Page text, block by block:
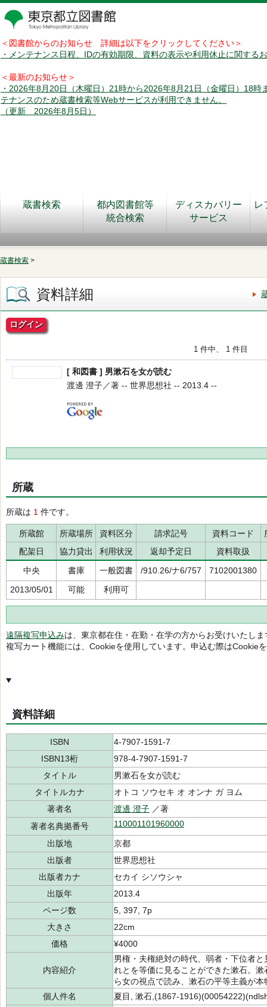
＜図書館からのお知らせ 詳細は以下をクリックしてください＞
・メンテナンス日程、IDの有効期限、資料の表示や利用休止に関する
＜最新のお知らせ＞
・2026年8月20日（木曜日）21時から2026年8月21日（金曜日）18時
テナンスのため蔵書検索等Webサービスが利用できません。
（更新 2026年8月5日）
蔵書検索
都内図書館等
統合検索
ディスカバリー
サービス
レ
蔵書検索 >
資料詳細
ログイン
1 件中、 1 件目
[ 和図書 ] 男漱石を女が読む
渡邊 澄子／著 -- 世界思想社 -- 2013.4 --
所蔵
所蔵は 1 件です。
所蔵館 所蔵場所 資料区分 請求記号 資料コード
配架日
協力貸出 利用状況 返却予定日
資料取扱
中央
書庫 一般図書 /910.26/ナ6/757
7102001380
2013/05/01
可能 利用可
遠隔複写申込みは、東京都在住・在勤・在学の方からお受けいたしま
複写カート機能には、Cookieを使用しています。申込む際はCookie
資料詳細
ISBN
4-7907-1591-7
ISBN13桁
978-4-7907-1591-7
タイトル
男漱石を女が読む
タイトルカナ
オトコ ソウセキ オ オンナ ガ ヨム
著者名
渡邊 澄子 ／著
著者名典拠番号
110001101960000
出版地
京都
出版者
世界思想社
出版者カナ
セカイ シソウシャ
出版年
2013.4
ページ数
5, 397, 7p
大きさ
22cm
価格
¥4000
内容紹介
男権・夫権絶対の時代、弱者・下位者
れとを等価に見ることができた漱石。
ら女の視点で読み、漱石の平等主義が
個人件名
夏目, 漱石,(1867-